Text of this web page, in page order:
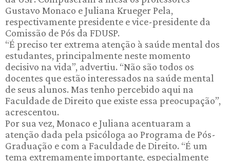
Gustavo Monaco e Juliana Krueger Pela,
respectivamente presidente e vice-presidente da
Comissão de Pós da FDUSP.
“É preciso ter extrema atenção à saúde mental dos
estudantes, principalmente neste momento
decisivo na vida”, advertiu. “Não são todos os
docentes que estão interessados na saúde mental
de seus alunos. Mas tenho percebido aqui na
Faculdade de Direito que existe essa preocupação”,
acrescentou.
Por sua vez, Monaco e Juliana acentuaram a
atenção dada pela psicóloga ao Programa de Pós-
Graduação e com a Faculdade de Direito. “É um
tema extremamente importante, especialmente